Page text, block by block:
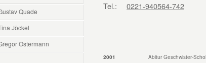
Quade
Jöckel
Ostermann
Tel.:
0221-940564-742
2001 Abitur Geschwister-